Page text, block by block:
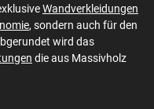
Wandverkleidungen
, sondern auch für den
wird das
die aus Massivholz